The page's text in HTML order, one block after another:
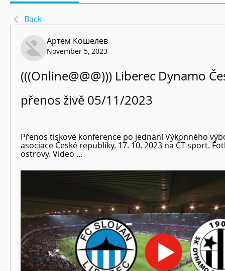
Back
Артём Кошелев
November 5, 2023
(((Online@@@))) Liberec Dynamo
přenos živě 05/11/2023
Přenos tiskové konference po jednání Výkonného
asociace České republiky. 17. 10. 2023 na ČT sport.
ostrovy. Video ...